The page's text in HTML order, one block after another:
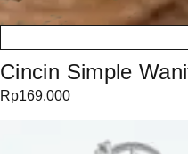
Cincin Simple
Rp169.000